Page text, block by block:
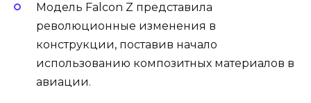
Модель Falcon Z представила
революционные изменения в
конструкции, поставив начало
использованию композитных материалов в
авиации.